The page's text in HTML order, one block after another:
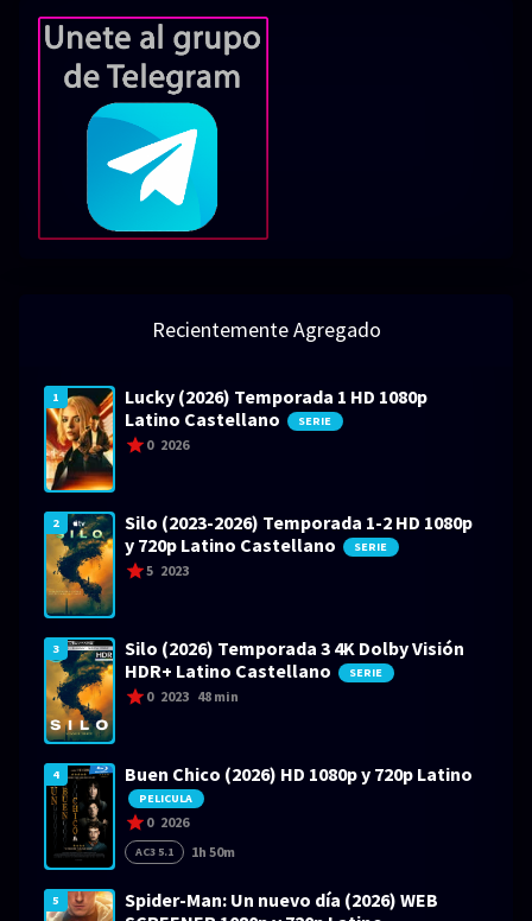
Recientemente Agregado
1
Lucky (2026) Temporada 1 HD 1080p
Latino Castellano
SERIE
0 2026
2
Silo (2023-2026) Temporada 1-2 HD 1080p
y 720p Latino Castellano
SERIE
5 2023
3
Silo (2026) Temporada 3 4K Dolby Visión
HDR+ Latino Castellano
SERIE
0 2023 48 min
4 Buen Chico (2026) HD 1080p y 720p Latino
PELICULA
0 2026
AC3 5.1 1h 50m
5
Spider-Man: Un nuevo día (2026) WEB